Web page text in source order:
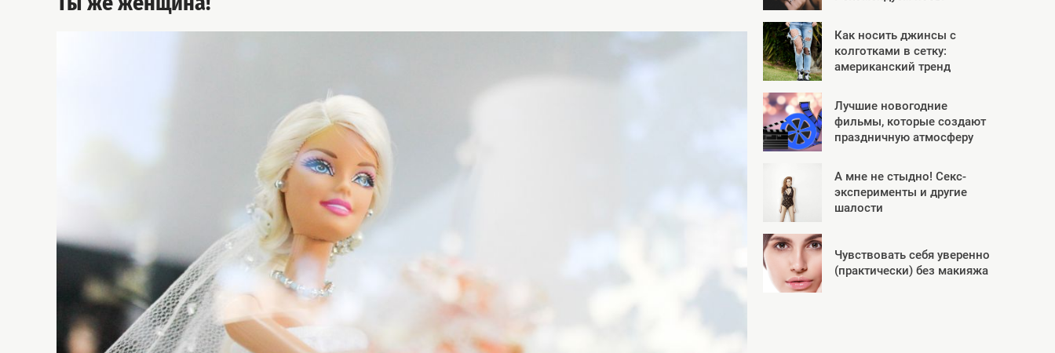
Как носить джинсы с
колготками в сетку:
американский тренд
Лучшие новогодние
фильмы, которые создают
праздничную атмосферу
А мне не стыдно! Секс-
эксперименты и другие
шалости
Чувствовать себя уверенно
(практически) без макияжа